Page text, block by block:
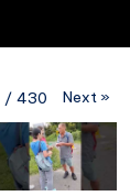
/ 430 Next »